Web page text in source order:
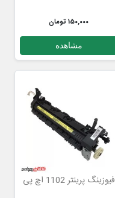
150,000 تومان
مشاهده
فیوزینگ پرینتر 1102 اچ پی